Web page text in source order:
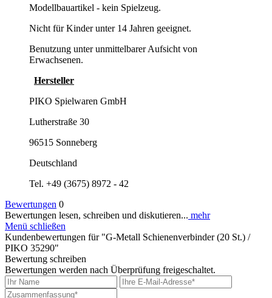
Modellbauartikel - kein Spielzeug.
Nicht für Kinder unter 14 Jahren geeignet.
Benutzung unter unmittelbarer Aufsicht von
Erwachsenen.
Hersteller
PIKO Spielwaren GmbH
Lutherstraße 30
96515 Sonneberg
Deutschland
Tel. +49 (3675) 8972 - 42
Bewertungen 0
Bewertungen lesen, schreiben und diskutieren... mehr
Menü schließen
Kundenbewertungen für "G-Metall Schienenverbinder (20 St.) /
PIKO 35290"
Bewertung schreiben
Bewertungen werden nach Überprüfung freigeschaltet.